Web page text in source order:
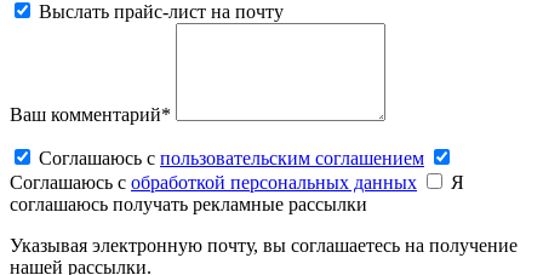
Выслать прайс-лист на почту
Ваш комментарий*
Соглашаюсь c пользовательским соглашением
Соглашаюсь c обработкой персональных данных
Я
соглашаюсь получать рекламные рассылки
Указывая электронную почту, вы соглашаетесь на получение
нашей рассылки.